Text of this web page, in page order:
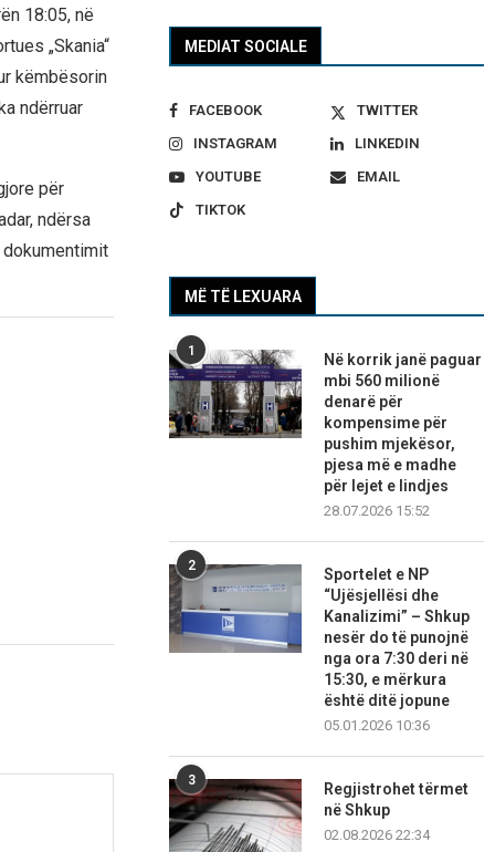
18:05, në
„Skania“
këmbësorin
ndërruar
për
ndërsa
MEDIAT SOCIALE
FACEBOOK
TWITTER
INSTAGRAM
LINKEDIN
YOUTUBE
EMAIL
TIKTOK
MË TË LEXUARA
1
Në korrik janë paguar
mbi 560 milionë
denarë për
kompensime për
pushim mjekësor,
pjesa më e madhe
për lejet e lindjes
28.07.2026 15:52
2
Sportelet e NP
“Ujësjellësi dhe
Kanalizimi” – Shkup
nesër do të punojnë
nga ora 7:30 deri në
15:30, e mërkura
është ditë jopune
05.01.2026 10:36
3
Regjistrohet tërmet
në Shkup
02.08.2026 22:34